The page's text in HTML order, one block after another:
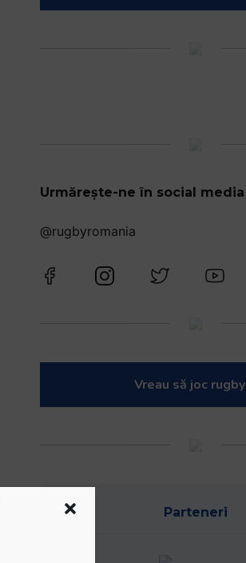
Urmărește-ne în social media
@rugbyromania
Vreau să joc rugby
Parteneri